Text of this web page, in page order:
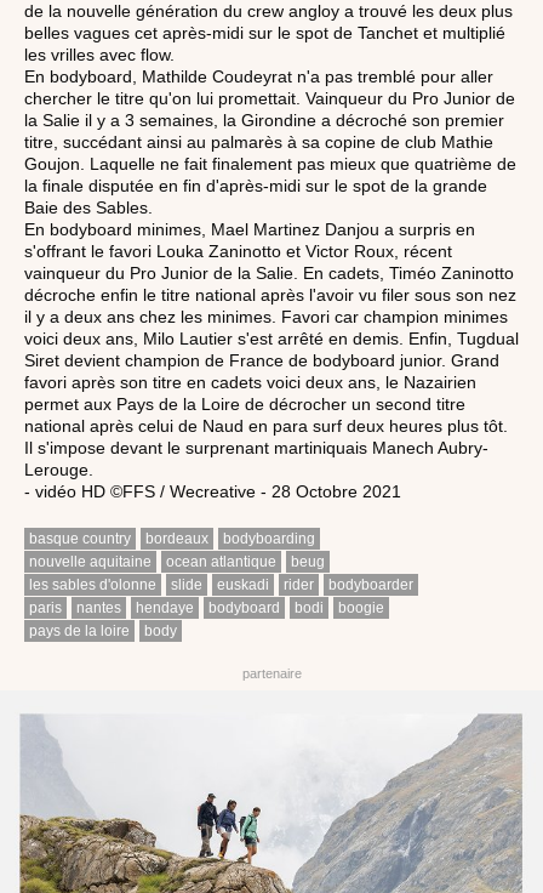
de la nouvelle génération du crew angloy a trouvé les deux plus
belles vagues cet après-midi sur le spot de Tanchet et multiplié
les vrilles avec flow.
En bodyboard, Mathilde Coudeyrat n'a pas tremblé pour aller
chercher le titre qu'on lui promettait. Vainqueur du Pro Junior de
la Salie il y a 3 semaines, la Girondine a décroché son premier
titre, succédant ainsi au palmarès à sa copine de club Mathie
Goujon. Laquelle ne fait finalement pas mieux que quatrième de
la finale disputée en fin d'après-midi sur le spot de la grande
Baie des Sables.
En bodyboard minimes, Mael Martinez Danjou a surpris en
s'offrant le favori Louka Zaninotto et Victor Roux, récent
vainqueur du Pro Junior de la Salie. En cadets, Timéo Zaninotto
décroche enfin le titre national après l'avoir vu filer sous son nez
il y a deux ans chez les minimes. Favori car champion minimes
voici deux ans, Milo Lautier s'est arrêté en demis. Enfin, Tugdual
Siret devient champion de France de bodyboard junior. Grand
favori après son titre en cadets voici deux ans, le Nazairien
permet aux Pays de la Loire de décrocher un second titre
national après celui de Naud en para surf deux heures plus tôt.
Il s'impose devant le surprenant martiniquais Manech Aubry-
Lerouge.
- vidéo HD ©FFS / Wecreative - 28 Octobre 2021
basque country bordeaux
bodyboarding
nouvelle aquitaine
ocean atlantique
beug
les sables d'olonne
slide euskadi rider
bodyboarder
paris
nantes hendaye bodyboard bodi
boogie
pays de la loire
body